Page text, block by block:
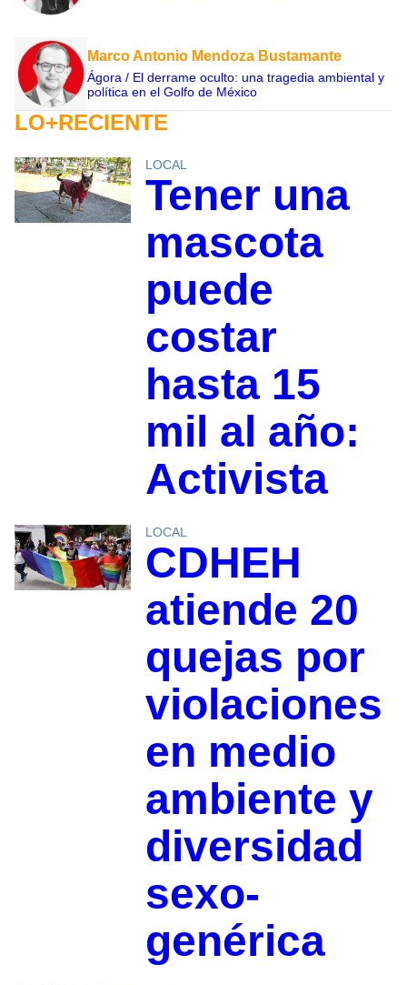
Marco Antonio Mendoza Bustamante
Ágora / El derrame oculto: una tragedia ambiental y
política en el Golfo de México
LO+RECIENTE
LOCAL
Tener una
mascota
puede
costar
hasta 15
mil al año:
Activista
LOCAL
CDHEH
atiende 20
quejas por
violaciones
en medio
ambiente y
diversidad
sexo-
genérica